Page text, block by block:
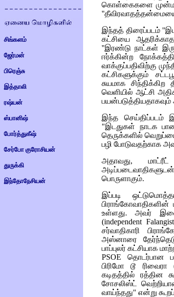
சிங்களம்
ஜேர்மன்
பிரெஞ்சு
இத்தாலி
ரஷ்யன்
ஸ்பானிஷ்
போர்த்துகீஷ்
சேர்போ குரோசியன்
துருக்கி
இந்தோநேசியன்
கொள்கைகளை
இந்தத் திரைப்படம்
கட்சியை
''இரண்டு நாட்கள்
ஈர்க்கின்ற
வாக்குப்பதிவிற்கு
கட்சிகளுக்கும்
சுயமாக
வெளியில் ஆட்சி
பயன்படுத்தியதாகவும்
இந்த செய்திப்படம்
"இடதுகள் நாடக
தெருக்களில்
பழி போடுவதற்காக
அதாவது,
பொருளாகும்.
இப்படி
உள்ளது. அவர்
(independent
சர்வாதிகாரி
அஸ்னாரை
பாப்புலர் கட்சியாக
PSOE தொடர்பான
பிரிமோ டூ ரிவைரா
கடிதத்தில் ரத்தின
சோசலிஸ்ட்
வாய்ந்தது" என்று